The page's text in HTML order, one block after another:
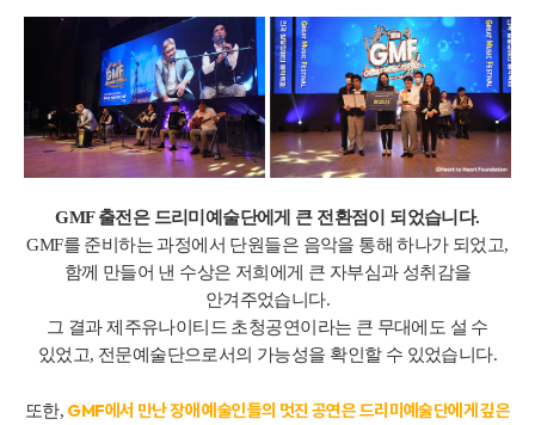
GMF 출전은 드리미예술단에게 큰 전환점이 되었습니다.
GMF를 준비하는 과정에서 단원들은 음악을 통해 하나가 되었고,
함께 만들어 낸 수상은 저희에게 큰 자부심과 성취감을
안겨주었습니다.
그 결과 제주유나이티드 초청공연이라는 큰 무대에도 설 수
있었고, 전문예술단으로서의 가능성을 확인할 수 있었습니다.
또한, GMF에서 만난 장애 예술인들의 멋진 공연은 드리미예술단에게 깊은